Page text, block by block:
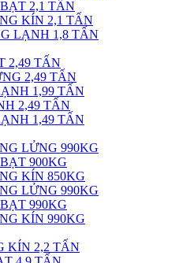
2,1 TẤN
KÍN 2,1 TẤN
LẠNH 1,8 TẤN
2,49 TẤN
2,49 TẤN
1,99 TẤN
2,49 TẤN
1,49 TẤN
LỬNG 990KG
900KG
KÍN 850KG
LỬNG 990KG
990KG
KÍN 990KG
KÍN 2,2 TẤN